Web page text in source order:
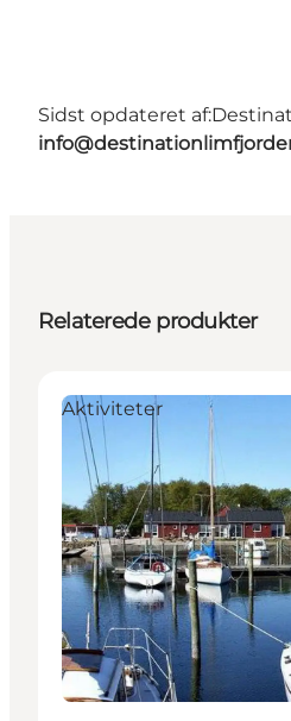
Sidst opdateret af:
Relaterede produkter
Aktiviteter